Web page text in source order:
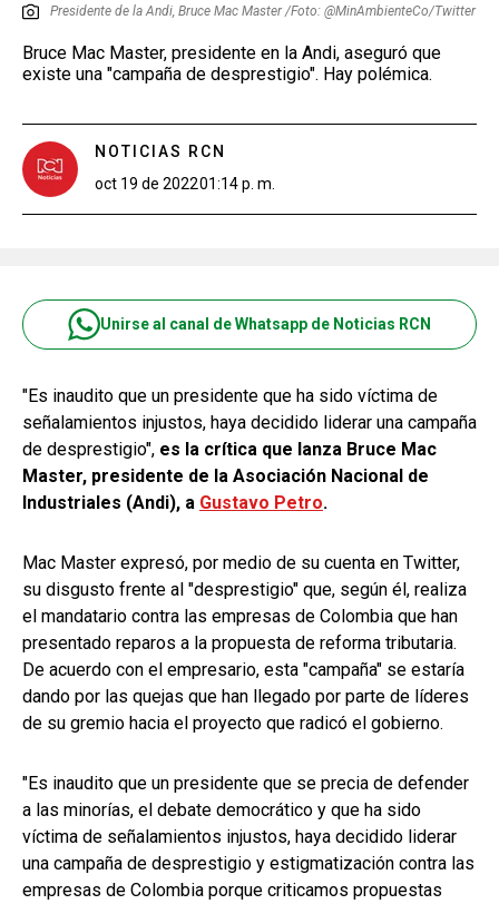
Presidente de la Andi, Bruce Mac Master /Foto: @MinAmbienteCo/Twitter
Bruce Mac Master, presidente en la Andi, aseguró que
existe una "campaña de desprestigio". Hay polémica.
NOTICIAS RCN
oct 19 de 202201:14 p. m.
Unirse al canal de Whatsapp de Noticias RCN
"Es inaudito que un presidente que ha sido víctima de
señalamientos injustos, haya decidido liderar una campaña
de desprestigio", es la crítica que lanza Bruce Mac
Master, presidente de la Asociación Nacional de
Industriales (Andi), a Gustavo Petro.
Mac Master expresó, por medio de su cuenta en Twitter,
su disgusto frente al "desprestigio" que, según él, realiza
el mandatario contra las empresas de Colombia que han
presentado reparos a la propuesta de reforma tributaria.
De acuerdo con el empresario, esta "campaña" se estaría
dando por las quejas que han llegado por parte de líderes
de su gremio hacia el proyecto que radicó el gobierno.
"Es inaudito que un presidente que se precia de defender
a las minorías, el debate democrático y que ha sido
víctima de señalamientos injustos, haya decidido liderar
una campaña de desprestigio y estigmatización contra las
empresas de Colombia porque criticamos propuestas